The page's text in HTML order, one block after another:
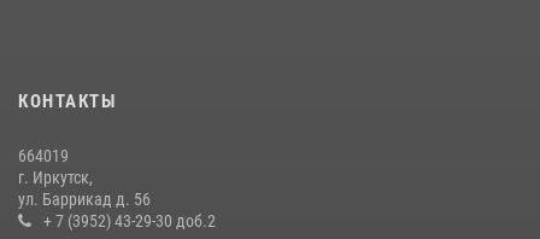
пенсионерку, страдающую потерей памяти
В Иркутской области состоится прямая линия по вопросам
поступления на службу в Росгвардию
КОНТАКТЫ
664019
г. Иркутск,
ул. Баррикад д. 56
+ 7 (3952) 43-29-30 доб.2